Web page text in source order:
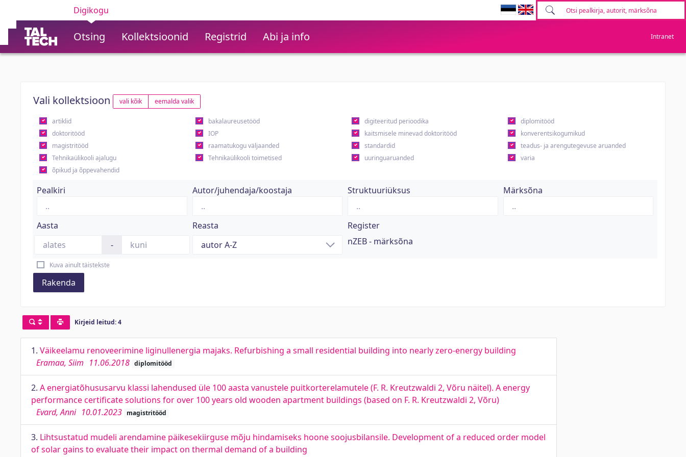
Digikogu
Otsing Kollektsioonid Registrid Abi ja info Intranet
Vali kollektsioon vali kõik eemalda valik
artiklid bakalaureusetööd digiteeritud perioodika
diplomitööd
doktoritööd
IOP kaitsmisele minevad doktoritööd
konverentsikogumikud
magistritööd
raamatukogu väljaanded standardid
teadus- ja arengutegevuse aruanded
Tehnikaülikooli ajalugu
Tehnikaülikooli toimetised uuringuaruanded
varia
õpikud ja õppevahendid
Pealkiri Autor/juhendaja/koostaja Struktuuriüksus Märksõna
Aasta
-
Reasta
Register
nZEB - märksõna
Kuva ainult täistekste
Rakenda
Kirjeid leitud: 4
1. Väikeelamu renoveerimine liginullenergia majaks. Refurbishing a small residential building into nearly zero-energy building
Eramaa, Siim 11.06.2018 diplomitööd
2. A energiatõhususarvu klassi lahendused üle 100 aasta vanustele puitkorterelamutele (F. R. Kreutzwaldi 2, Võru näitel). A energy
performance certificate solutions for over 100 years old wooden apartment buildings (based on F. R. Kreutzwaldi 2, Võru)
Evard, Anni 10.01.2023 magistritööd
3. Lihtsustatud mudeli arendamine päikesekiirguse mõju hindamiseks hoone soojusbilansile. Development of a reduced order model
of solar gains to evaluate their impact on thermal demand of a building